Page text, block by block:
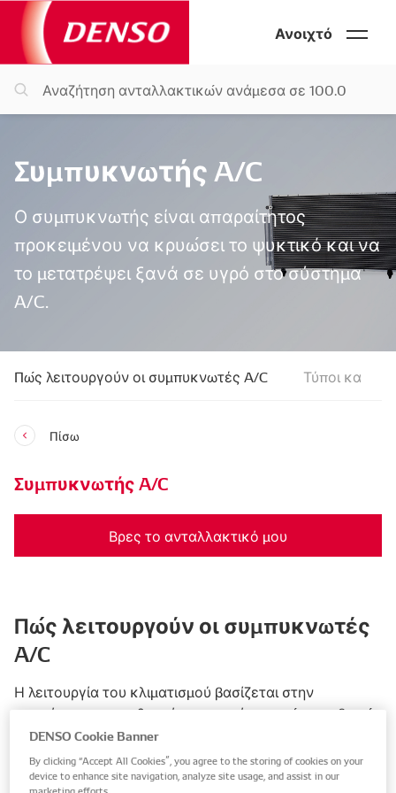
Ανοιχτό
Συμπυκνωτής A/C
Ο συμπυκνωτής είναι απαραίτητος
προκειμένου να κρυώσει το ψυκτικό και να
το μετατρέψει ξανά σε υγρό στο σύστημα
A/C.
Πώς λειτουργούν οι συμπυκνωτές A/C Τύποι και
Πίσω
Συμπυκνωτής A/C
Βρες το ανταλλακτικό μου
Πώς λειτουργούν οι συμπυκνωτές
A/C
Η λειτουργία του κλιματισμού βασίζεται στην
απομάκρυνση της θερμότητας από τον χώρο επιβατών
απορροφώντας τη θερμότητα σε ένα ψυκτικό μέσο, ​​το
οποίο μεταφέρει τη θερμότητα μακριά από τον χώρο
των επιβατών, ώστε να μπορεί να απελευθερωθεί στον
DENSO Cookie Banner
By clicking “Accept All Cookies”, you agree to the storing of cookies on your
device to enhance site navigation, analyze site usage, and assist in our
marketing efforts.